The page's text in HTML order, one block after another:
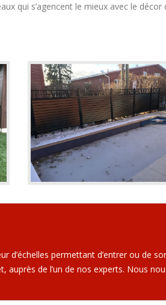
qui s’agencent le mieux avec le décor
d’échelles permettant d’entrer ou de
auprès de l’un de nos experts. Nous